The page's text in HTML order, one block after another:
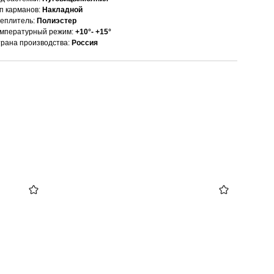
карманов: Накладной
Полиэстер
режим: +10°- +15°
производства: Россия